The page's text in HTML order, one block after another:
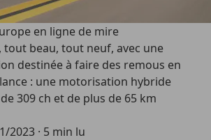
en ligne de mire
tout beau, tout neuf, avec une
destinée à faire des remous en
: une motorisation hybride
309 ch et de plus de 65 km
2023 · 5 min lu